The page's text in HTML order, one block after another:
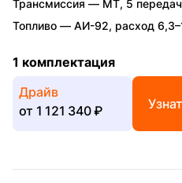
Трансмиссия — MT, 5 передач
Топливо — АИ-92, расход
1 комплектация
Драйв
от 1 121 340 ₽